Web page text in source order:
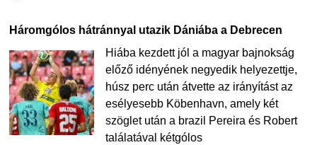
Háromgólos hátránnyal utazik Dániába a Debrecen
Hiába kezdett jól a magyar bajnokság
előző idényének negyedik helyezettje,
húsz perc után átvette az irányítást az
esélyesebb Köbenhavn, amely két
szöglet után a brazil Pereira és Robert
találatával kétgólos